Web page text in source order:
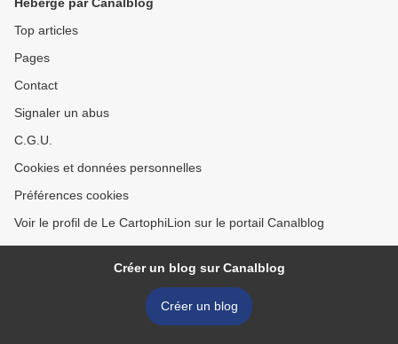
Top articles
Pages
Contact
Signaler un abus
C.G.U.
Cookies et données personnelles
Préférences cookies
Voir le profil de Le CartophiLion sur le portail Canalblog
Créer un blog sur Canalblog
Créer un blog